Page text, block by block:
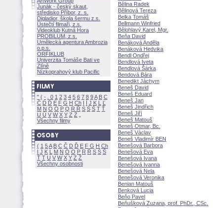
Junák - český skaut,
středisko Příbor, z. s.
Digladior, škola šermu z.s.
Ústečtí filmaři, z.s.
Videoklub Kutná Hora
PROBILUM, z.s.
Umělecká agentura Ambrozia
o.p.s.
ORFIKLUB
Univerzita Tomáše Bati ve
Zlíně
Nízkoprahový klub Pacific
" ( - 0 1 2 3 4 5 6 7 8 9A B C
Č D Ď E F G H Ch I Í J K L
Ľ
M N O Ó P Q R Ř S Ś T Ť
U Ú V W X Y Z
Všechny filmy
( 1 5A B C Č D Ď E F G H Ch
I J K L M N Ó O P R Ř S Ś
Ť T U V W X Y Z
Všechny osobnosti
Bělina Radek
Bělinová Tereza
Belka Tom
Bellmann Winfried
Bělohlavý Karel, Mgr.
Beňa David
Benáková Anděla
Benáková Hedvika
Bendl Ondřej
Bendlová Iveta
Bendlová Šárka
Bendová Bára
Benedikt Jáchym
Beneš David
Beneš Eduard
Beneš Jan
Beneš Jindřich
Beneš Jiří
Beneš Matou
Beneš Otmar, Bc.
Beneš Václav
Beneš Vladimír BEN
Benešová Barbora
Benešová Eva
Benešová Ivana
Benešová Ivanna
Benešová Nela
Benešová Veronika
Benian Matou
Benková Lucia
Beňo Pavel
Beňušková Zuzana, prof. PhDr., CSc.